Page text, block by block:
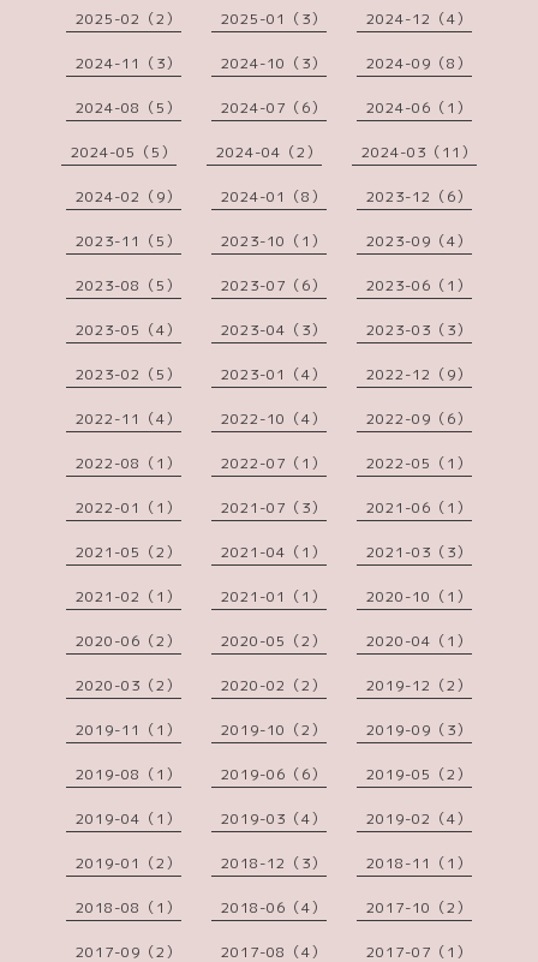
2025-02（2） 2025-01（3） 2024-12（4）
2024-11（3） 2024-10（3） 2024-09（8）
2024-08（5） 2024-07（6） 2024-06（1）
2024-05（5） 2024-04（2） 2024-03（11）
2024-02（9） 2024-01（8） 2023-12（6）
2023-11（5） 2023-10（1） 2023-09（4）
2023-08（5） 2023-07（6） 2023-06（1）
2023-05（4） 2023-04（3） 2023-03（3）
2023-02（5） 2023-01（4） 2022-12（9）
2022-11（4） 2022-10（4） 2022-09（6）
2022-08（1） 2022-07（1） 2022-05（1）
2022-01（1） 2021-07（3） 2021-06（1）
2021-05（2） 2021-04（1） 2021-03（3）
2021-02（1） 2021-01（1） 2020-10（1）
2020-06（2） 2020-05（2） 2020-04（1）
2020-03（2） 2020-02（2） 2019-12（2）
2019-11（1） 2019-10（2） 2019-09（3）
2019-08（1） 2019-06（6） 2019-05（2）
2019-04（1） 2019-03（4） 2019-02（4）
2019-01（2） 2018-12（3） 2018-11（1）
2018-08（1） 2018-06（4） 2017-10（2）
2017-09（2） 2017-08（4） 2017-07（1）